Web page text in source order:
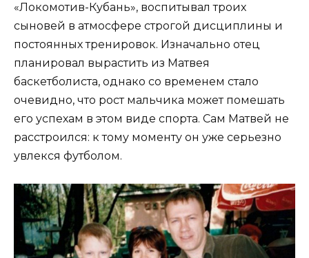
«Локомотив-Кубань», воспитывал троих
сыновей в атмосфере строгой дисциплины и
постоянных тренировок. Изначально отец
планировал вырастить из Матвея
баскетболиста, однако со временем стало
очевидно, что рост мальчика может помешать
его успехам в этом виде спорта. Сам Матвей не
расстроился: к тому моменту он уже серьезно
увлекся футболом.